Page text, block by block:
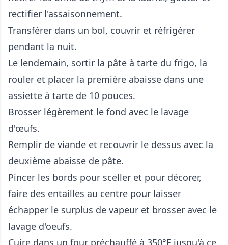
rectifier l'assaisonnement.
Transférer dans un bol, couvrir et réfrigérer
pendant la nuit.
Le lendemain, sortir la pâte à tarte du frigo, la
rouler et placer la première abaisse dans une
assiette à tarte de 10 pouces.
Brosser légèrement le fond avec le lavage
d'œufs.
Remplir de viande et recouvrir le dessus avec la
deuxième abaisse de pâte.
Pincer les bords pour sceller et pour décorer,
faire des entailles au centre pour laisser
échapper le surplus de vapeur et brosser avec le
lavage d'oeufs.